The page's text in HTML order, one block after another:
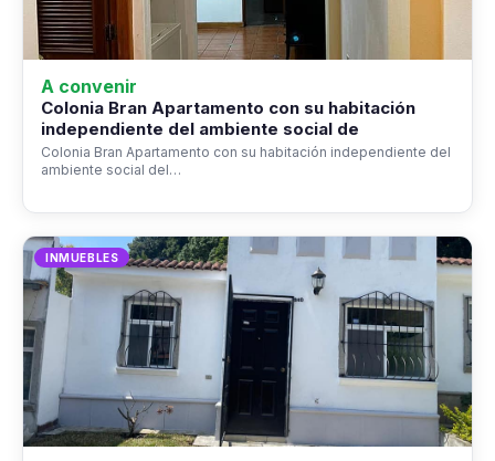
A convenir
Colonia Bran Apartamento con su habitación
independiente del ambiente social de
Colonia Bran Apartamento con su habitación independiente del
ambiente social del…
INMUEBLES